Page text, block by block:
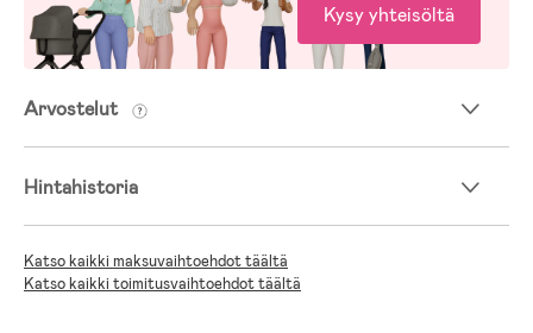
Kysy yhteisöltä
Arvostelut
Hintahistoria
Katso kaikki maksuvaihtoehdot täältä
Katso kaikki toimitusvaihtoehdot täältä